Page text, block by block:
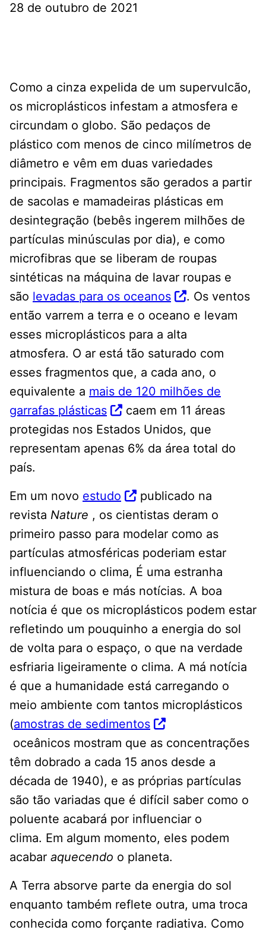
28 de outubro de 2021
Como a cinza expelida de um supervulcão,
os microplásticos infestam a atmosfera e
circundam o globo. São pedaços de
plástico com menos de cinco milímetros de
diâmetro e vêm em duas variedades
principais. Fragmentos são gerados a partir
de sacolas e mamadeiras plásticas em
desintegração (bebês ingerem milhões de
partículas minúsculas por dia), e como
microfibras que se liberam de roupas
sintéticas na máquina de lavar roupas e
são levadas para os oceanos
. Os ventos
então varrem a terra e o oceano e levam
esses microplásticos para a alta
atmosfera. O ar está tão saturado com
esses fragmentos que, a cada ano, o
equivalente a mais de 120 milhões de
garrafas plásticas
caem em 11 áreas
protegidas nos Estados Unidos, que
representam apenas 6% da área total do
país.
Em um novo estudo
publicado na
revista Nature , os cientistas deram o
primeiro passo para modelar como as
partículas atmosféricas poderiam estar
influenciando o clima, É uma estranha
mistura de boas e más notícias. A boa
notícia é que os microplásticos podem estar
refletindo um pouquinho a energia do sol
de volta para o espaço, o que na verdade
esfriaria ligeiramente o clima. A má notícia
é que a humanidade está carregando o
meio ambiente com tantos microplásticos
(amostras de sedimentos
oceânicos mostram que as concentrações
têm dobrado a cada 15 anos desde a
década de 1940), e as próprias partículas
são tão variadas que é difícil saber como o
poluente acabará por influenciar o
clima. Em algum momento, eles podem
acabar aquecendo o planeta.
A Terra absorve parte da energia do sol
enquanto também reflete outra, uma troca
conhecida como forçante radiativa. Como